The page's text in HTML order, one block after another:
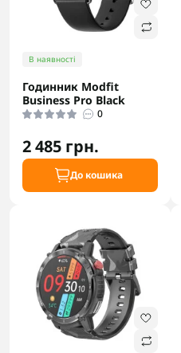
В наявності
Годинник Modfit
Business Pro Black
0
2 485 грн.
До кошика